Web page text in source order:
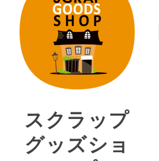
スクラップ
グッズショ